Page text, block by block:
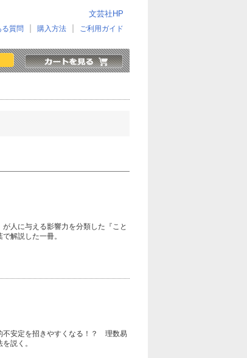
文芸社HP
る質問 購入方法 ご利用ガイド
人に与える影響力を分類した『こと
解説した一冊。
不安定を招きやすくなる！？ 理数易
説く。